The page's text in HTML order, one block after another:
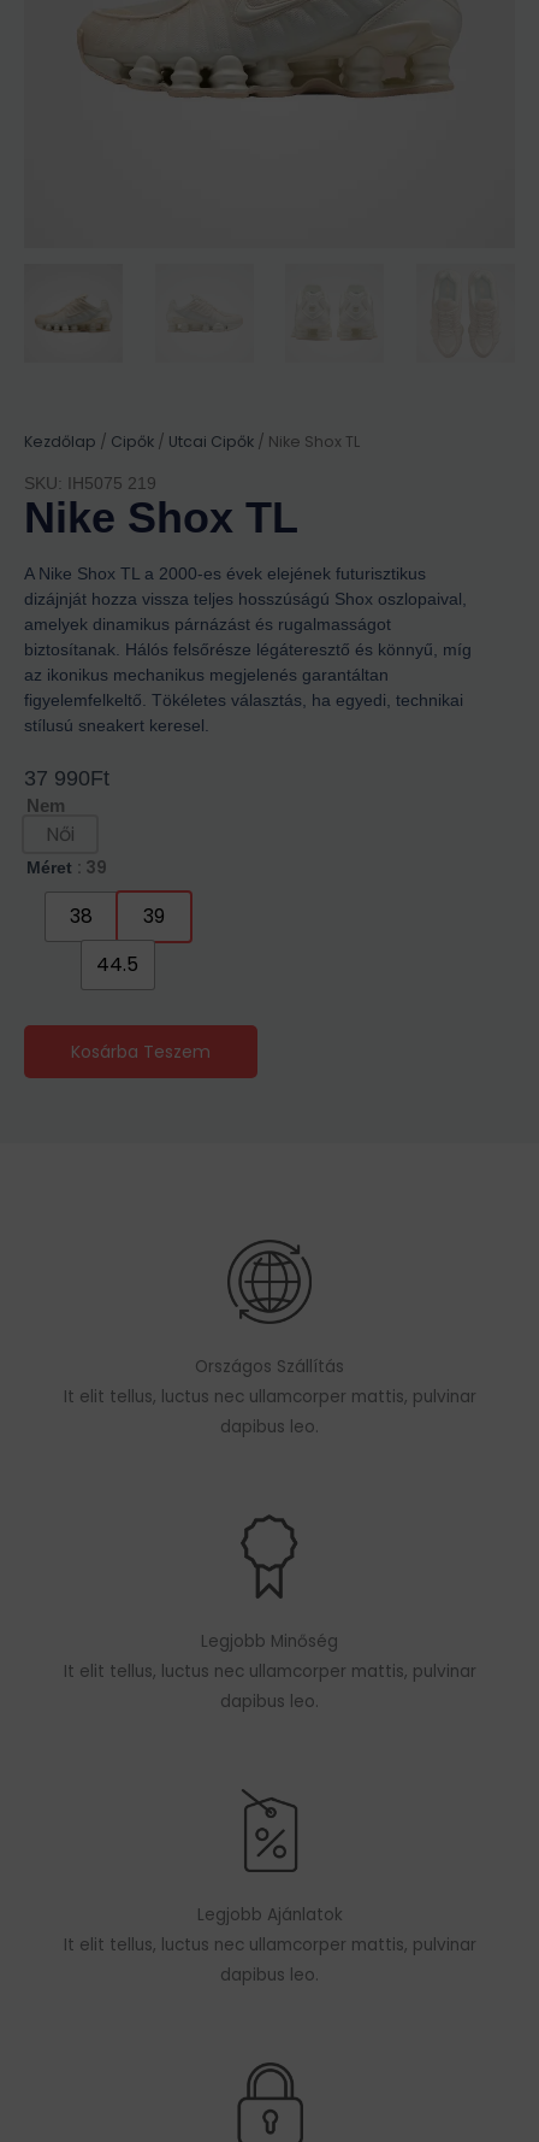
Kezdőlap / Cipők / Utcai Cipők / Nike Shox TL
SKU: IH5075 219
Nike Shox TL
A Nike Shox TL a 2000-es évek elejének futurisztikus
dizájnját hozza vissza teljes hosszúságú Shox oszlopaival,
amelyek dinamikus párnázást és rugalmasságot
biztosítanak. Hálós felsőrésze légáteresztő és könnyű, míg
az ikonikus mechanikus megjelenés garantáltan
figyelemfelkeltő. Tökéletes választás, ha egyedi, technikai
stílusú sneakert keresel.
37 990Ft
Nem
Női
Méret : 39
38
39
44.5
Kosárba Teszem
Országos Szállítás
It elit tellus, luctus nec ullamcorper mattis, pulvinar
dapibus leo.
Legjobb Minőség
It elit tellus, luctus nec ullamcorper mattis, pulvinar
dapibus leo.
Legjobb Ajánlatok
It elit tellus, luctus nec ullamcorper mattis, pulvinar
dapibus leo.